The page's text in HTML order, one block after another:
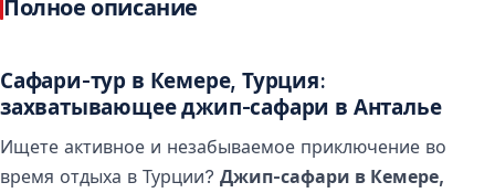
Полное описание
Сафари-тур в Кемере, Турция:
захватывающее джип-сафари в Анталье
Ищете активное и незабываемое приключение во
время отдыха в Турции? Джип-сафари в Кемере,